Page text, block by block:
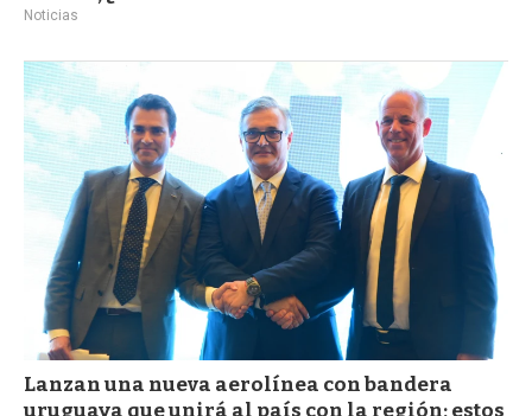
Noticias
Lanzan una nueva aerolínea con bandera
uruguaya que unirá al país con la región; estos